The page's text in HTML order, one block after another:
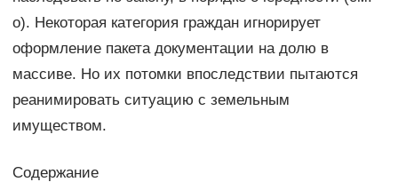
о). Некоторая категория граждан игнорирует
оформление пакета документации на долю в
массиве. Но их потомки впоследствии пытаются
реанимировать ситуацию с земельным
имуществом.
Содержание